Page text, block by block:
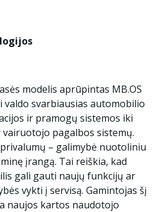
modelis aprūpintas MB.OS
valdo svarbiausias automobilio
ir pramogų sistemos iki
pagalbos sistemų.
– galimybė nuotoliniu
įrangą. Tai reiškia, kad
gali gauti naujų funkcijų ar
vykti į servisą. Gamintojas šį
naujos kartos naudotojo